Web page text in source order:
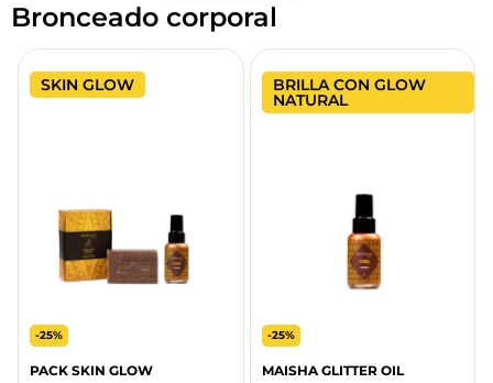
Bronceado corporal
SKIN GLOW
-25%
PACK SKIN GLOW
BRILLA CON GLOW
NATURAL
-25%
MAISHA GLITTER OIL